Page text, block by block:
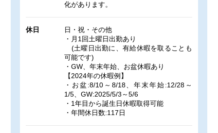
化があります。
休日
日・祝・その他
・月1回土曜日出勤あり
(土曜日出勤に、有給休暇を取ることも
可能です)
・GW、年末年始、お盆休暇あり
【2024年の休暇例】
・お盆:8/10～8/18、年末年始:12/28～
1/5、GW:2025/5/3～5/6
・1年目から誕生日休暇取得可能
・年間休日数:117日